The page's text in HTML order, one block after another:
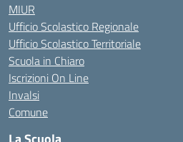
MIUR
Ufficio Scolastico Regionale
Ufficio Scolastico Territoriale
Scuola in Chiaro
Iscrizioni On Line
Invalsi
Comune